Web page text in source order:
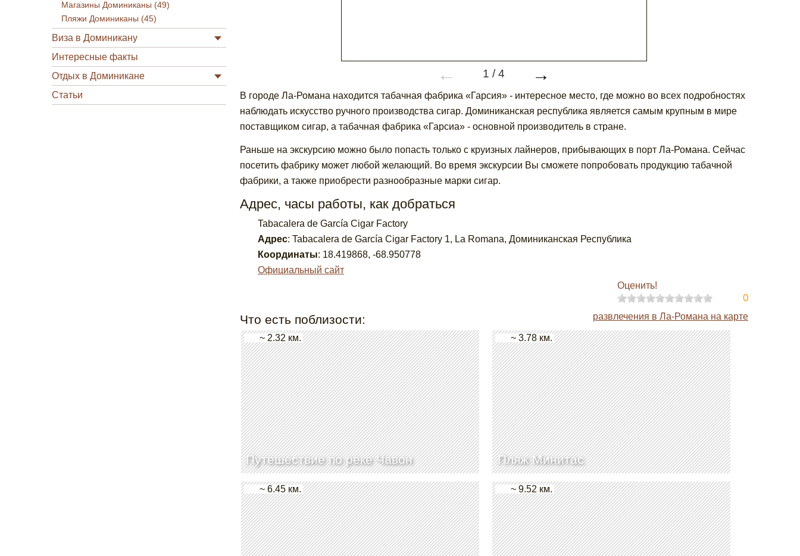
Магазины Доминиканы (49)
Пляжи Доминиканы (45)
Виза в Доминикану
Интересные факты
Отдых в Доминикане
Статьи
← 1 /4 →
В городе Ла-Романа находится табачная фабрика «Гарсия» - интересное место, где можно во всех подробностях
наблюдать искусство ручного производства сигар. Доминиканская республика является самым крупным в мире
поставщиком сигар, а табачная фабрика «Гарсиа» - основной производитель в стране.
Раньше на экскурсию можно было попасть только с круизных лайнеров, прибывающих в порт Ла-Романа. Сейчас
посетить фабрику может любой желающий. Во время экскурсии Вы сможете попробовать продукцию табачной
фабрики, а также приобрести разнообразные марки сигар.
Адрес, часы работы, как добраться
Tabacalera de García Cigar Factory
Адрес: Tabacalera de García Cigar Factory 1, La Romana, Доминиканская Республика
Координаты: 18.419868, -68.950778
Официальный сайт
Оценить!
0
Что есть поблизости: развлечения в Ла-Романа на карте
Путешествие по реке Чавон
~ 2.32 км.
Пляж Минитас
~ 3.78 км.
~ 6.45 км. ~ 9.52 км.